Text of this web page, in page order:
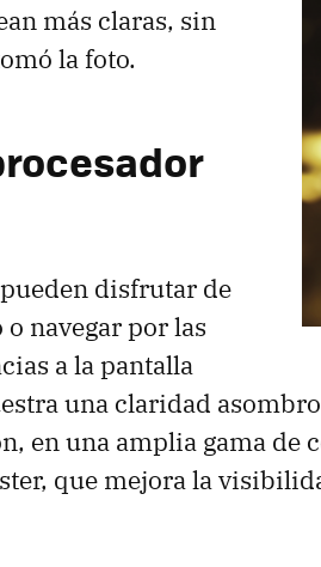
más claras, sin
la foto.
disfrutar de
navegar por las
a la pantalla
una claridad
en una amplia gama de
que mejora la